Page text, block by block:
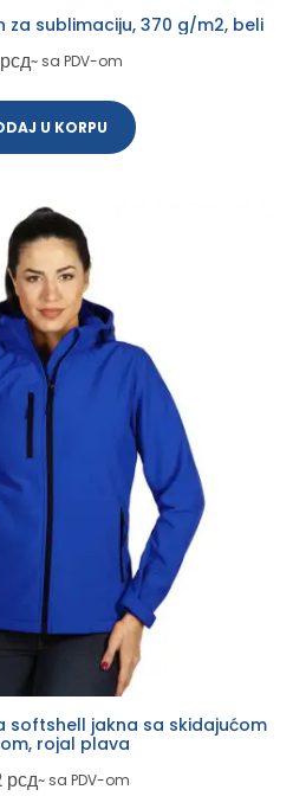
za sublimaciju, 370 g/m2, beli
рсд~ sa PDV-om
U KORPU
softshell jakna sa skidajućom
rojal plava
рсд~ sa PDV-om